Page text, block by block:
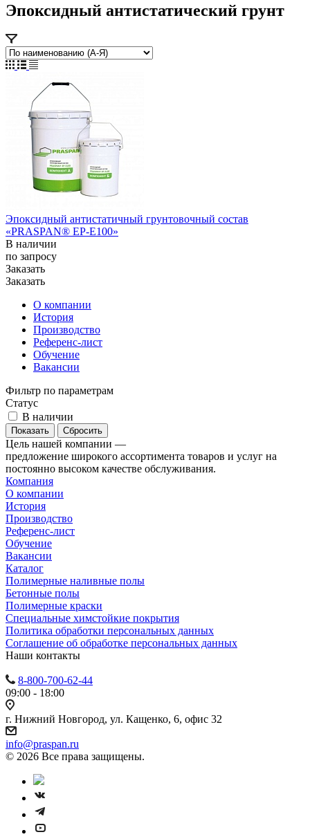
Эпоксидный антистатический грунт
Эпоксидный антистатичный грунтовочный состав
«PRASPAN® ЕР-E100»
В наличии
по запросу
Заказать
Заказать
О компании
История
Производство
Референс-лист
Обучение
Вакансии
Фильтр по параметрам
Статус
В наличии
Сбросить
Цель нашей компании —
предложение широкого ассортимента товаров и услуг на
постоянно высоком качестве обслуживания.
Компания
О компании
История
Производство
Референс-лист
Обучение
Вакансии
Каталог
Полимерные наливные полы
Бетонные полы
Полимерные краски
Специальные химстойкие покрытия
Политика обработки персональных данных
Cоглашение об обработке персональных данных
Наши контакты
8-800-700-62-44
09:00 - 18:00
г. Нижний Новгород, ул. Кащенко, 6, офис 32
info@praspan.ru
© 2026 Все права защищены.